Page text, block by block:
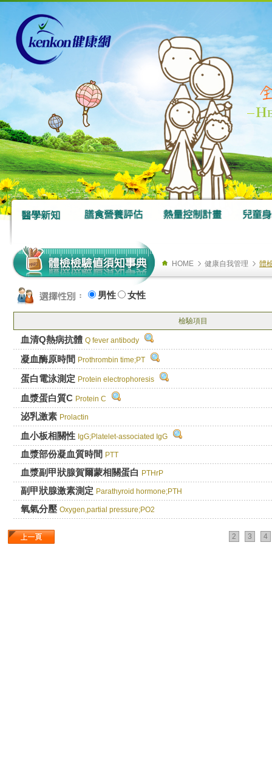
HOME 健康自我管理 體
男性 女性
檢驗項目
血清Q熱病抗體 Q fever antibody
凝血酶原時間 Prothrombin time;PT
蛋白電泳測定 Protein electrophoresis
血漿蛋白質C Protein C
泌乳激素 Prolactin
血小板相關性 IgG;Platelet-associated IgG
血漿部份凝血質時間 PTT
血漿副甲狀腺賀爾蒙相關蛋白 PTHrP
副甲狀腺激素測定 Parathyroid hormone;PTH
氧氣分壓 Oxygen,partial pressure;PO2
2 3 4